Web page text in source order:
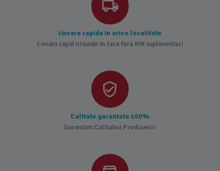
Livrare rapida in orice localitate
Livram rapid oriunde in tara fara KM suplimentari
Calitate garantata 100%
Garantam Calitatea Produselor